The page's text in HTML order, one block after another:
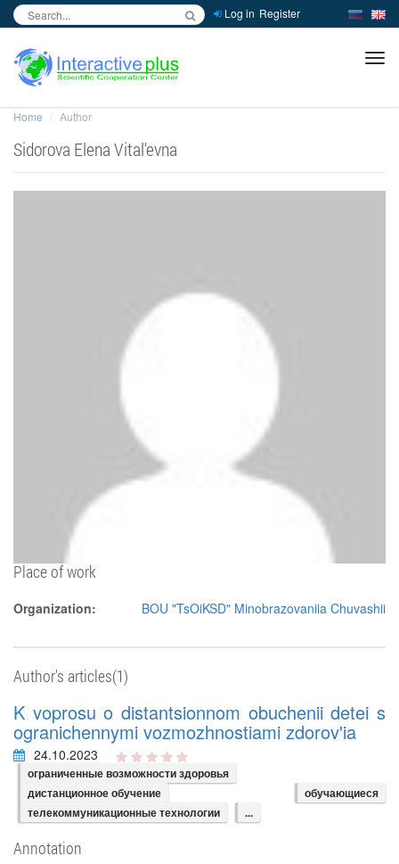
Log in Register
Home Author
Sidorova Elena Vital'evna
Place of work
Organization: BOU "TsOiKSD" Minobrazovaniia Chuvashii
Author's articles(1)
K voprosu o distantsionnom obuchenii detei s
ogranichennymi vozmozhnostiami zdorov'ia
24.10.2023
ограниченные возможности здоровья
дистанционное обучение
обучающиеся
телекоммуникационные технологии
...
Annotation